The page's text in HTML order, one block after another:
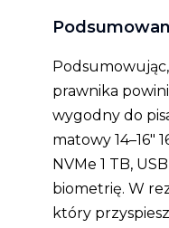
prawnika
wygodny do
matowy 14–16″
NVMe 1 TB,
biometrię. W
który